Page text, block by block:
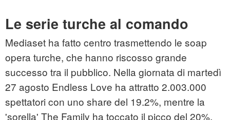
Le serie turche al comando
Mediaset ha fatto centro trasmettendo le soap
opera turche, che hanno riscosso grande
successo tra il pubblico. Nella giornata di martedì
27 agosto Endless Love ha attratto 2.003.000
spettatori con uno share del 19.2%, mentre la
'sorella' The Family ha toccato il picco del 20%.